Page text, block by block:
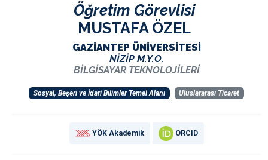
Öğretim Görevlisi
MUSTAFA ÖZEL
GAZİANTEP ÜNİVERSİTESİ
NİZİP M.Y.O.
BİLGİSAYAR TEKNOLOJİLERİ
Sosyal, Beşeri ve İdari Bilimler Temel Alanı Uluslararası Ticaret
YÖK Akademik ORCID